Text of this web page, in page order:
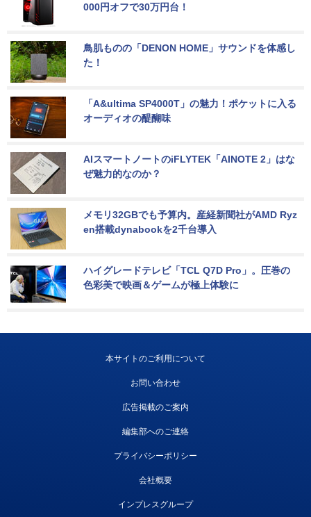
000円オフで30万円台！
鳥肌ものの「DENON HOME」サウンドを体感し
た！
「A&ultima SP4000T」の魅力！ポケットに入る
オーディオの醍醐味
AIスマートノートのiFLYTEK「AINOTE 2」はな
ぜ魅力的なのか？
メモリ32GBでも予算内。産経新聞社がAMD Ryz
en搭載dynabookを2千台導入
ハイグレードテレビ「TCL Q7D Pro」。圧巻の
色彩美で映画＆ゲームが極上体験に
本サイトのご利用について
お問い合わせ
広告掲載のご案内
編集部へのご連絡
プライバシーポリシー
会社概要
インプレスグループ